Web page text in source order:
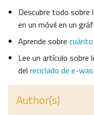
Descubre todo
en un móvil en un
Aprende sobre
Lee un artículo
del reciclado de e-
Author(s)